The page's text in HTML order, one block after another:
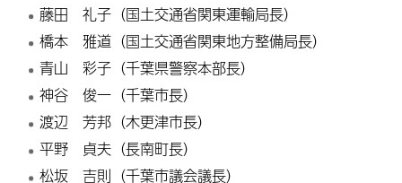
藤田 礼子（国土交通省関東運輸局長）
橋本 雅道（国土交通省関東地方整備局長）
青山 彩子（千葉県警察本部長）
神谷 俊一（千葉市長）
渡辺
芳邦（木更津市長）
平野 貞夫（長南町長）
松坂 吉則（千葉市議会議長）